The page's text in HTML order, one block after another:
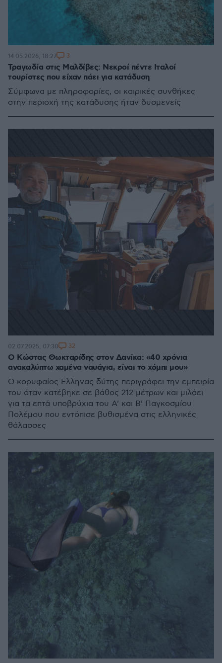
Τραγωδία στις Μαλδίβες: Νεκροί πέντε Ιταλοί
τουρίστες που είχαν πάει για κατάδυση
Σύμφωνα με πληροφορίες, οι καιρικές συνθήκες
στην περιοχή της κατάδυσης ήταν δυσμενείς
14.05.2026, 18:27 3
Ο Κώστας Θωκταρίδης στον Δανίκα: «40 χρόνια
ανακαλύπτω χαμένα ναυάγια, είναι το χόμπι μου»
Ο κορυφαίος Ελληνας δύτης περιγράφει την εμπειρία
του όταν κατέβηκε σε βάθος 212 μέτρων και μιλάει
για τα επτά υποβρύχια του Α’ και Β’ Παγκοσμίου
Πολέμου που εντόπισε βυθισμένα στις ελληνικές
θάλασσες
02.07.2025, 07:30 32